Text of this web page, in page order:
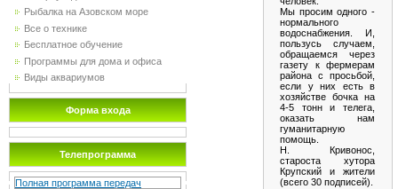
Рыбалка на Азовском море
Все о технике
Бесплатное обучение
Программы для дома и офиса
Виды аквариумов
Форма входа
Телепрограмма
Полная программа передач
Мы просим одного -
нормального
водоснабжения. И,
пользусь случаем,
обращаемся через
газету к фермерам
района с просьбой,
если у них есть в
хозяйстве бочка на
4-5 тонн и телега,
оказать нам
гуманитарную
помощь.
Н. Кривонос,
староста хутора
Крупский и жители
(всего 30 подписей).